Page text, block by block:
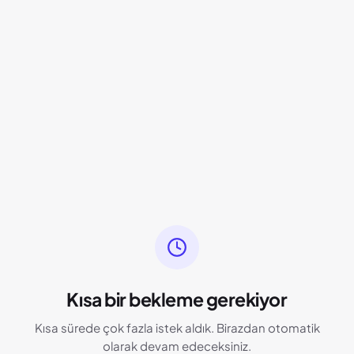
Kısa bir bekleme gerekiyor
Kısa sürede çok fazla istek aldık. Birazdan otomatik
olarak devam edeceksiniz.